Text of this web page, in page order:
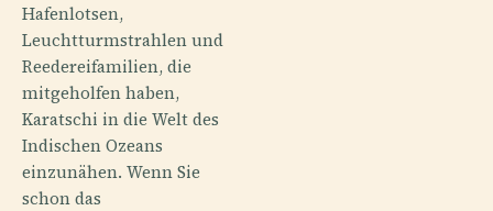
Hafenlotsen,
Leuchtturmstrahlen und
Reedereifamilien, die
mitgeholfen haben,
Karatschi in die Welt des
Indischen Ozeans
einzunähen. Wenn Sie
schon das